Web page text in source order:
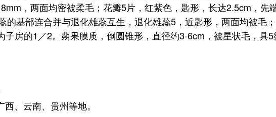
，两面均密被柔毛；花瓣5片，红紫色，匙形，长达2.5cm，
的基部连合并与退化雄蕊互生，退化雄蕊5，近匙形，两面均被毛
房的1／2。蒴果膜质，倒圆锥形，直径约3-6cm，被星状毛，
、云南、贵州等地。